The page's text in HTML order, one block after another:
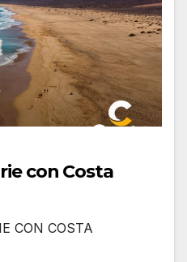
con Costa
CON COSTA